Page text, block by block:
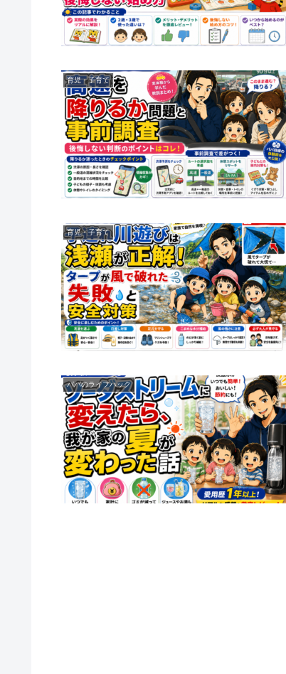
育児・子育て
育児・子育て
パパのライフハック